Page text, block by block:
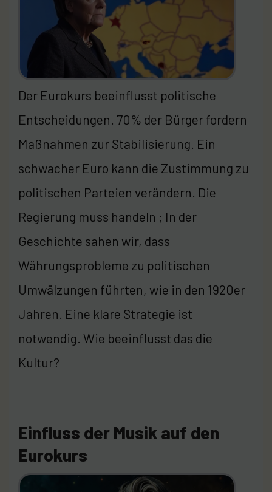
Der Eurokurs beeinflusst politische
Entscheidungen. 70% der Bürger fordern
Maßnahmen zur Stabilisierung. Ein
schwacher Euro kann die Zustimmung zu
politischen Parteien verändern. Die
Regierung muss handeln ; In der
Geschichte sahen wir, dass
Währungsprobleme zu politischen
Umwälzungen führten, wie in den 1920er
Jahren. Eine klare Strategie ist
notwendig. Wie beeinflusst das die
Kultur?
Einfluss der Musik auf den
Eurokurs